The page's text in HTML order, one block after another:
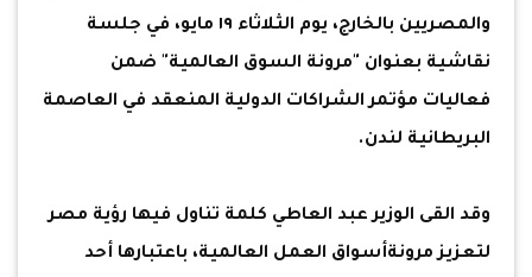
والمصريين بالخارج، يوم الثلاثاء ١٩ مايو، في جلسة
نقاشية بعنوان "مرونة السوق العالمية" ضمن
فعاليات مؤتمر الشراكات الدولية المنعقد في العاصمة
البريطانية لندن.
وقد القى الوزير عبد العاطي كلمة تناول فيها رؤية مصر
لتعزيز مرونةأسواق العمل العالمية، باعتبارها أحد